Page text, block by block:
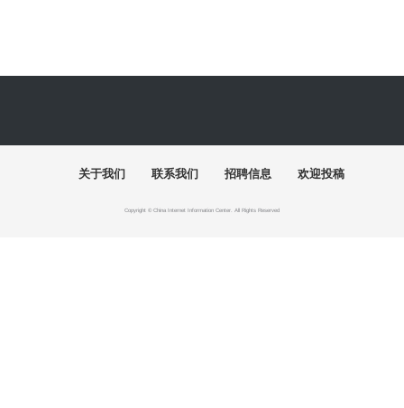
关于我们 联系我们 招聘信息 欢迎投稿
Copyright © China Internet Information Center. All Rights Reserved